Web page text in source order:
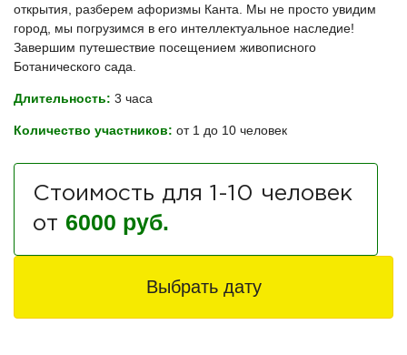
открытия, разберем афоризмы Канта. Мы не просто увидим
город, мы погрузимся в его интеллектуальное наследие!
Завершим путешествие посещением живописного
Ботанического сада.
Длительность: 3 часа
Количество участников: от 1 до 10 человек
Стоимость для 1-10 человек
от 6000 руб.
Выбрать дату